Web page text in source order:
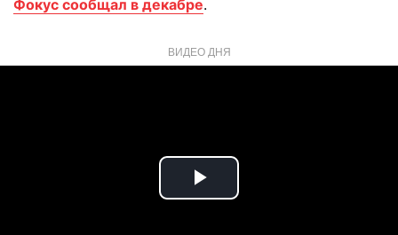
Фокус сообщал в декабре.
ВИДЕО ДНЯ
Play